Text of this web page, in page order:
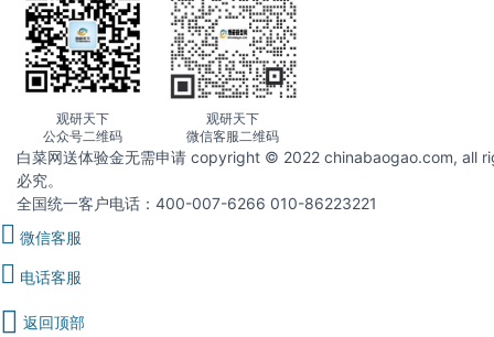
观研天下
公众号二维码
观研天下
微信客服二维码
白菜网送体验金无需申请 copyright © 2022 chinabaogao.com, all
必究。
全国统一客户电话：400-007-6266 010-86223221
微信客服
电话客服
返回顶部